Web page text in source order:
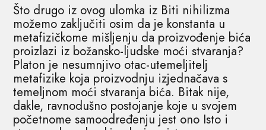
Što drugo iz ovog ulomka iz Biti nihilizma
možemo zaključiti osim da je konstanta u
metafizičkome mišljenju da proizvođenje bića
proizlazi iz božansko-ljudske moći stvaranja?
Platon je nesumnjivo otac-utemeljitelj
metafizike koja proizvodnju izjednačava s
temeljnom moći stvaranja bića. Bitak nije,
dakle, ravnodušno postojanje koje u svojem
početnome samoodređenju jest ono Isto i